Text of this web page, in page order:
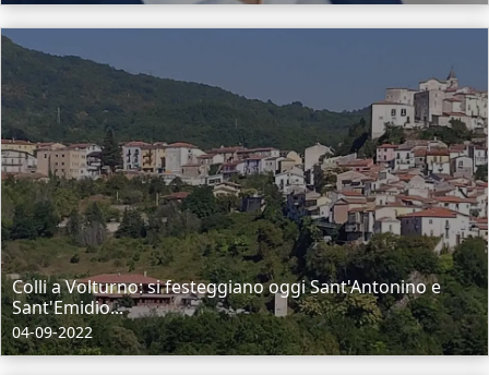
Colli a Volturno: si festeggiano oggi Sant'Antonino e
Sant'Emidio...
04-09-2022